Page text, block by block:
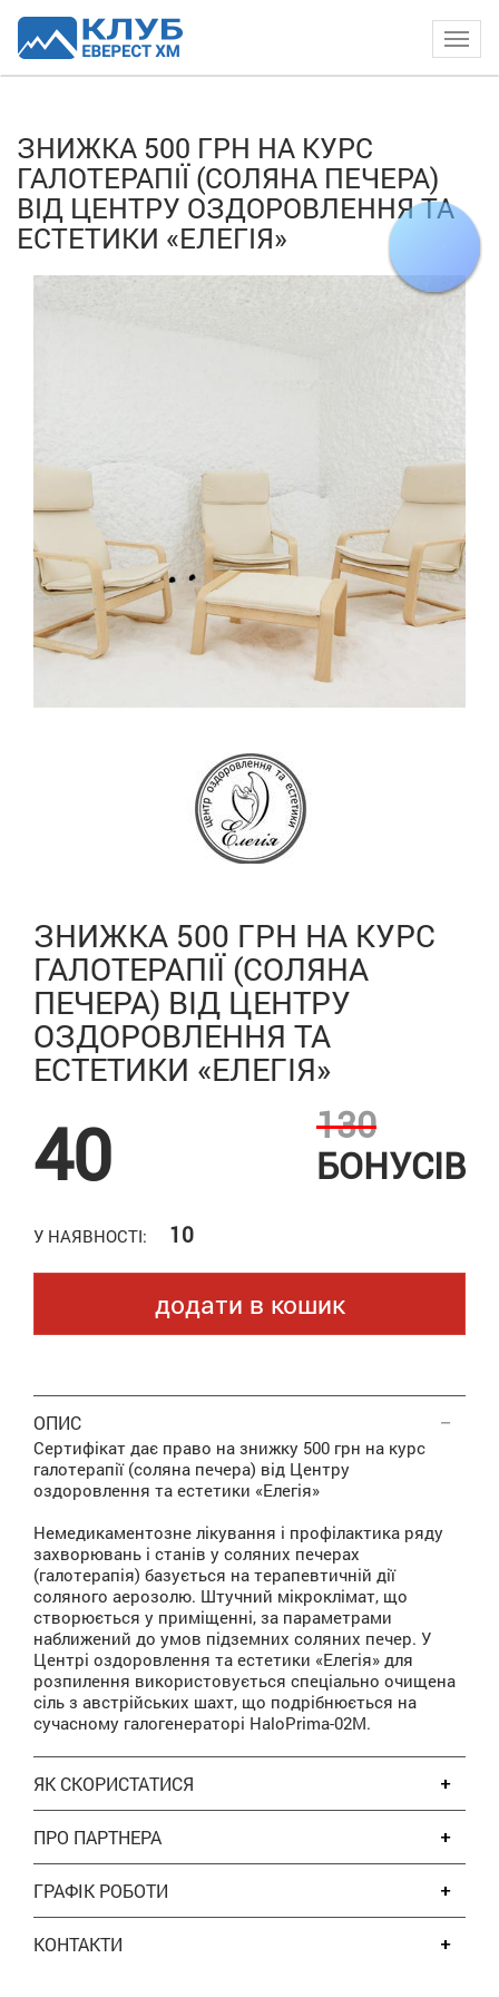
ЗНИЖКА 500 ГРН НА КУРС
ГАЛОТЕРАПІЇ (СОЛЯНА ПЕЧЕРА)
ВІД ЦЕНТРУ ОЗДОРОВЛЕННЯ ТА
ЕСТЕТИКИ «ЕЛЕГІЯ»
ЗНИЖКА 500 ГРН НА КУРС
ГАЛОТЕРАПІЇ (СОЛЯНА
ПЕЧЕРА) ВІД ЦЕНТРУ
ОЗДОРОВЛЕННЯ ТА
ЕСТЕТИКИ «ЕЛЕГІЯ»
40
130
БОНУСІВ
У НАЯВНОСТІ: 10
додати в кошик
ОПИС
Сертифікат дає право на знижку 500 грн на курс
галотерапії (соляна печера) від Центру
оздоровлення та естетики «Елегія»
Немедикаментозне лікування і профілактика ряду
захворювань і станів у соляних печерах
(галотерапія) базується на терапевтичній дії
соляного аерозолю. Штучний мікроклімат, що
створюється у приміщенні, за параметрами
наближений до умов підземних соляних печер. У
Центрі оздоровлення та естетики «Елегія» для
розпилення використовується спеціально очищена
сіль з австрійських шахт, що подрібнюється на
сучасному галогенераторі HaloPrima-02М.
ЯК СКОРИСТАТИСЯ
ПРО ПАРТНЕРА
ГРАФІК РОБОТИ
КОНТАКТИ